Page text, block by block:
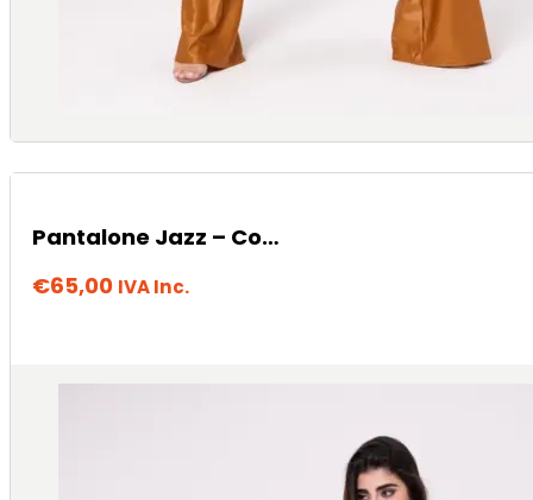
Pantalone Jazz – Cocoa
€65,00 IVA Inc.